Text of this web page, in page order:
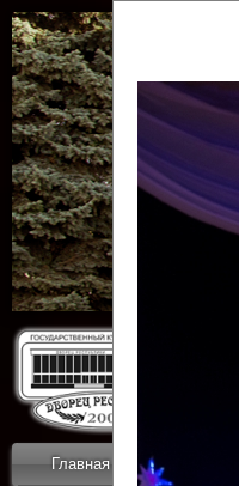
Главная